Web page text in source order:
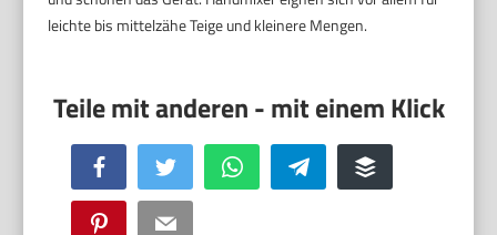
leichte bis mittelzähe Teige und kleinere Mengen.
Facebook Twitter WhatsApp Telegram Buffer
Pinterest Email